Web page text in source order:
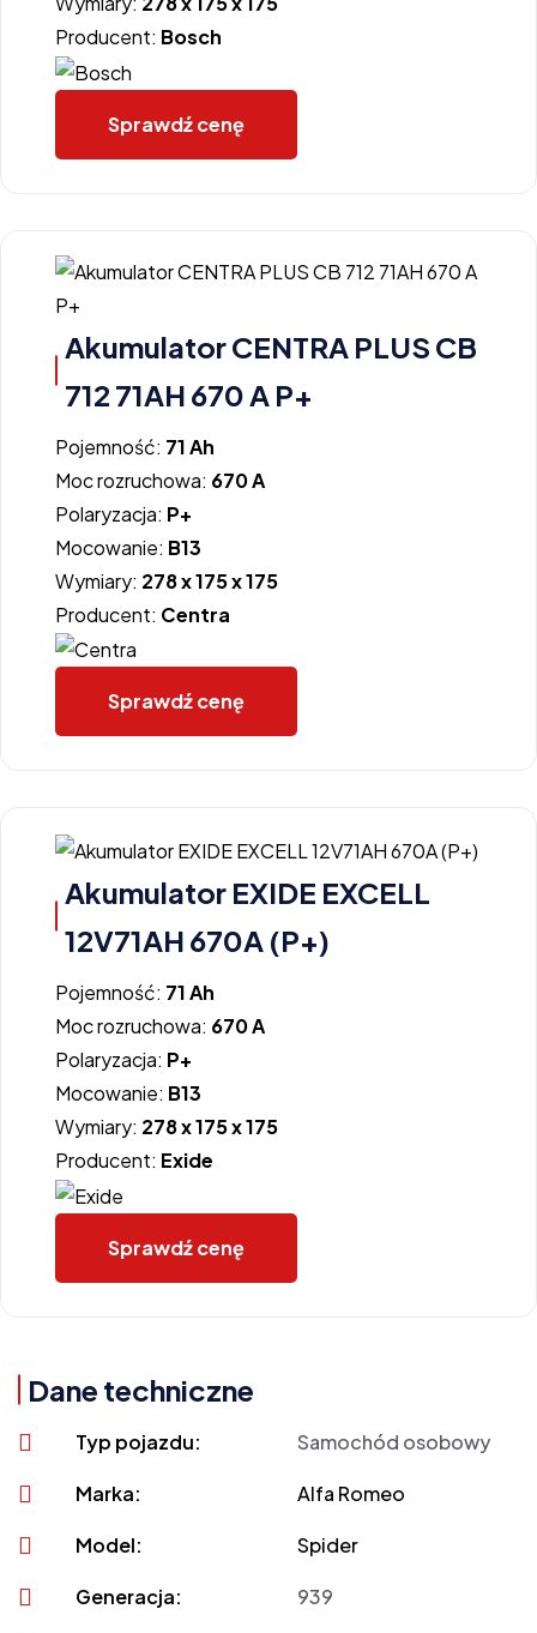
Producent: Bosch
Sprawdź cenę
Akumulator CENTRA PLUS CB
712 71AH 670 A P+
Pojemność: 71 Ah
Moc rozruchowa: 670 A
Polaryzacja: P+
Mocowanie: B13
Wymiary: 278 x 175 x 175
Producent: Centra
Sprawdź cenę
Akumulator EXIDE EXCELL
12V71AH 670A (P+)
Pojemność: 71 Ah
Moc rozruchowa: 670 A
Polaryzacja: P+
Mocowanie: B13
Wymiary: 278 x 175 x 175
Producent: Exide
Sprawdź cenę
Dane techniczne
Typ pojazdu: Samochód osobowy
Marka: Alfa Romeo
Model: Spider
Generacja: 939